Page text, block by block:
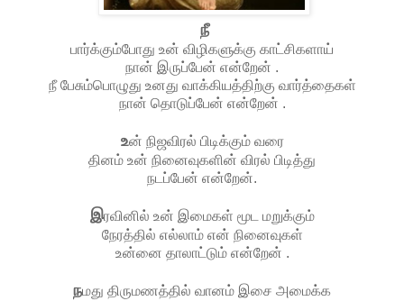
நீ
பார்க்கும்போது உன் விழிகளுக்கு காட்சிகளாய்
நான் இருப்பேன் என்றேன் .
நீ பேசும்பொழுது உனது வாக்கியத்திற்கு வார்த்தைகள்
நான் தொடுப்பேன் என்றேன் .
உன் நிஜவிரல் பிடிக்கும் வரை
தினம் உன் நினைவுகளின் விரல் பிடித்து
நடப்பேன் என்றேன்.
இரவினில் உன் இமைகள் மூட மறுக்கும்
நேரத்தில் எல்லாம் என் நினைவுகள்
உன்னை தாலாட்டும் என்றேன் .
நமது திருமணத்தில் வானம் இசை அமைக்க